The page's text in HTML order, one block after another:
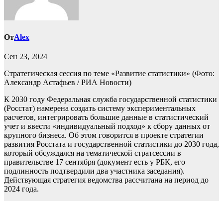
ОтAlex
Сен 23, 2024
Стратегическая сессия по теме «Развитие статистики» (Фото:
Александр Астафьев / РИА Новости)
К 2030 году Федеральная служба государственной статистики
(Росстат) намерена создать систему экспериментальных
расчетов, интегрировать большие данные в статистический
учет и ввести «индивидуальный подход» к сбору данных от
крупного бизнеса. Об этом говорится в проекте стратегии
развития Росстата и государственной статистики до 2030 года,
который обсуждался на тематической стратсессии в
правительстве 17 сентября (документ есть у РБК, его
подлинность подтвердили два участника заседания).
Действующая стратегия ведомства рассчитана на период до
2024 года.